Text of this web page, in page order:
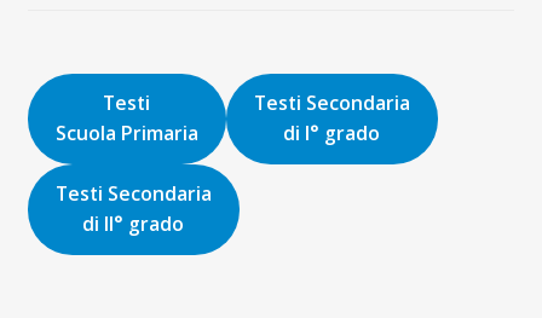
16,00€.15,20€.
Testi
Scuola Primaria
Testi Secondaria
di I° grado
Testi Secondaria
di II° grado